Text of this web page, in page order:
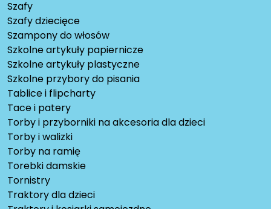
Szafy
Szafy dziecięce
Szampony do włosów
Szkolne artykuły papiernicze
Szkolne artykuły plastyczne
Szkolne przybory do pisania
Tablice i flipcharty
Tace i patery
Torby i przyborniki na akcesoria dla dzieci
Torby i walizki
Torby na ramię
Torebki damskie
Tornistry
Traktory dla dzieci